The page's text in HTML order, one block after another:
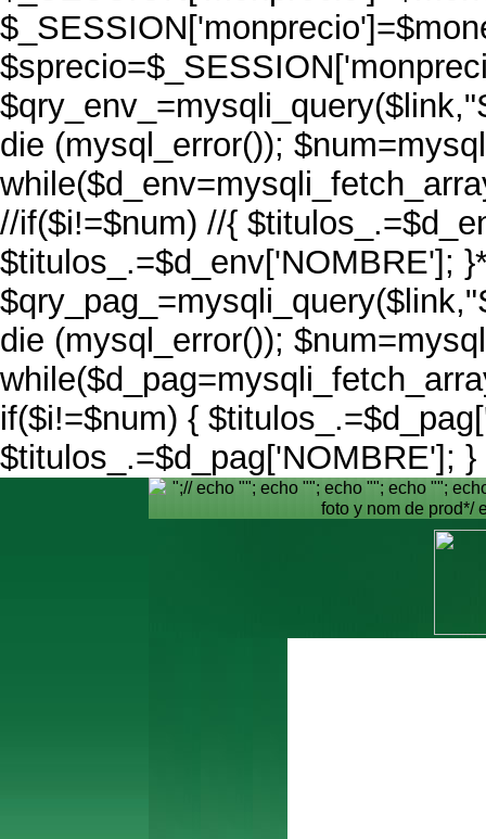
die (mysql_error());
//if($i!=$num) //{
$titulos_.=$d_env['NOMBRE'];
die (mysql_error());
if($i!=$num) {
$titulos_.=$d_pag['NOMBRE'];
";//echo ""; echo ""; echo ""; echo "";
foto y nom de prod*/